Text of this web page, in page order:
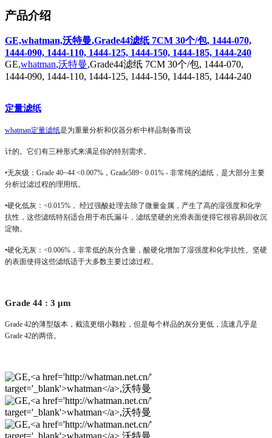
产品介绍
GE,whatman,沃特曼,Grade44滤纸 7CM 30个/包, 1444-070,
1444-090, 1444-110, 1444-125, 1444-150, 1444-185, 1444-240
GE,whatman,沃特曼,Grade44滤纸 7CM 30个/包, 1444-070,
1444-090, 1444-110, 1444-125, 1444-150, 1444-185, 1444-240
定量滤纸
whatman定量滤纸是为重量分析和仪器分析中样品制备而设
计的。它们有三种形式来满足你的特别需求。
•无灰级： Grade 40~44 <0.007% ， Grade589< 0.01% - 非常纯的滤纸，是大部分主要
分析过滤过程的理用纸。
•硬化低灰： <0.015% ， 经过强酸处理去除了微量金属，产生了高的湿强度和化学
抗性，这些滤纸特别适合用于布氏漏斗，滤纸坚硬的光滑表面使得它很容易回收沉
淀物。
•硬化无灰： <0.006% ，非常低的灰分含量，酸硬化增加了湿强度和化学抗性。坚硬
的表面使得这些滤纸适于大多数主要过滤过程。
Grade 44 : 3 μm
Grade 42的薄型版本，截流更细小颗粒，但是每个样品的灰分更低，流速几乎是
Grade 42的两倍。